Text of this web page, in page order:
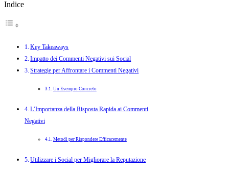
Indice
Key Takeaways
Impatto dei Commenti Negativi sui Social
Strategie per Affrontare i Commenti Negativi
Un Esempio Concreto
L’Importanza della Risposta Rapida ai Commenti
Negativi
Metodi per Rispondere Efficacemente
Utilizzare i Social per Migliorare la Reputazione